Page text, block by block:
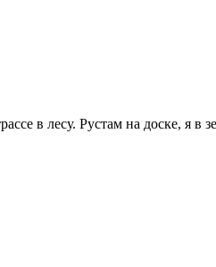
в лесу. Рустам на доске, я в